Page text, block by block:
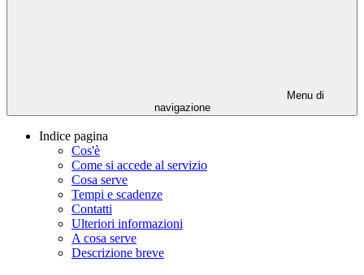
Menu di
navigazione
Indice pagina
Cos'è
Come si accede al servizio
Cosa serve
Tempi e scadenze
Contatti
Ulteriori informazioni
A cosa serve
Descrizione breve